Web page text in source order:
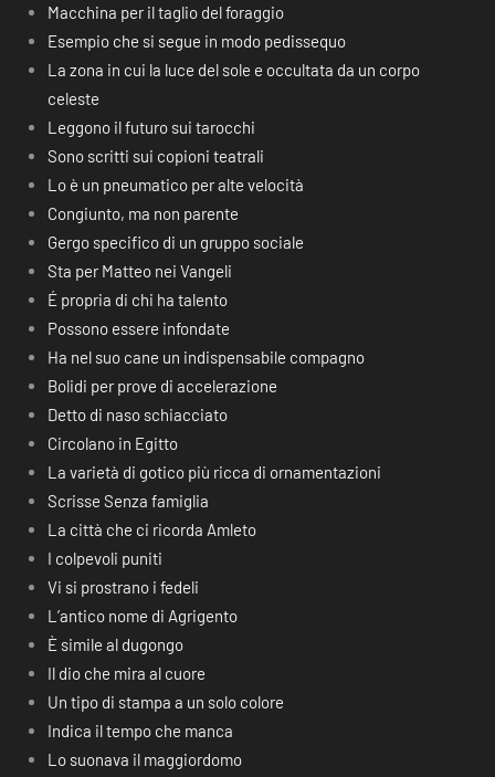
Macchina per il taglio del foraggio
Esempio che si segue in modo pedissequo
La zona in cui la luce del sole e occultata da un corpo
celeste
Leggono il futuro sui tarocchi
Sono scritti sui copioni teatrali
Lo è un pneumatico per alte velocità
Congiunto, ma non parente
Gergo specifico di un gruppo sociale
Sta per Matteo nei Vangeli
É propria di chi ha talento
Possono essere infondate
Ha nel suo cane un indispensabile compagno
Bolidi per prove di accelerazione
Detto di naso schiacciato
Circolano in Egitto
La varietà di gotico più ricca di ornamentazioni
Scrisse Senza famiglia
La città che ci ricorda Amleto
I colpevoli puniti
Vi si prostrano i fedeli
L’antico nome di Agrigento
È simile al dugongo
Il dio che mira al cuore
Un tipo di stampa a un solo colore
Indica il tempo che manca
Lo suonava il maggiordomo